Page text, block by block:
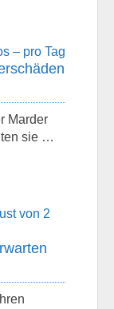
Marder
sie …